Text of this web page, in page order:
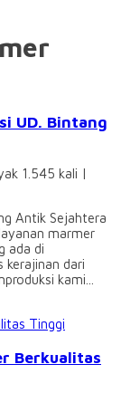
UD. Bintang
1.545 kali |
Antik Sejahtera
marmer
ada di
kerajinan dari
kami...
Berkualitas